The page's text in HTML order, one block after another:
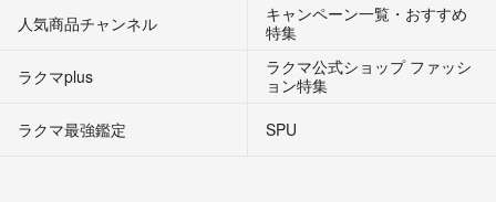
人気商品チャンネル
キャンペーン一覧・おすすめ
特集
ラクマplus
ラクマ公式ショップ ファッシ
ョン特集
ラクマ最強鑑定
SPU